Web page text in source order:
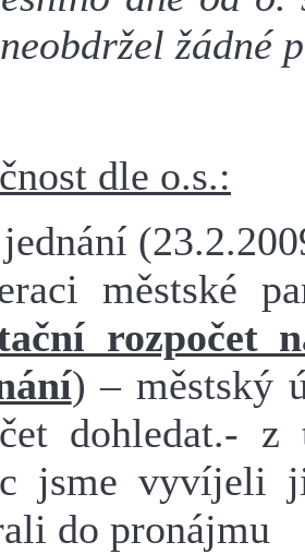
žádné
dle o.s.:
městské
rozpočet
) – městský
dohledat.-
jsme vyvíjeli
do pronájmu